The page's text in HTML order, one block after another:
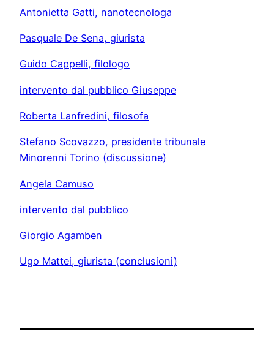
Antonietta Gatti, nanotecnologa
Pasquale De Sena, giurista
Guido Cappelli, filologo
intervento dal pubblico Giuseppe
Roberta Lanfredini, filosofa
Stefano Scovazzo, presidente tribunale
Minorenni Torino (discussione)
Angela Camuso
intervento dal pubblico
Giorgio Agamben
Ugo Mattei, giurista (conclusioni)